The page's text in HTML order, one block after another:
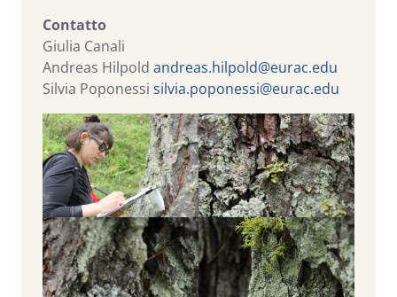
Contatto
Giulia Canali
Andreas Hilpold andreas.hilpold@eurac.edu
Silvia Poponessi silvia.poponessi@eurac.edu